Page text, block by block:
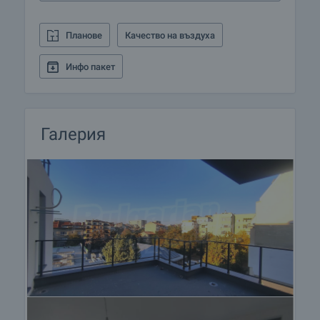
Планове Качество на въздуха
Инфо пакет
Галерия